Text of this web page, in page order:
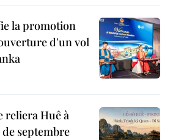
la promotion
d'un vol
reliera Huê à
septembre